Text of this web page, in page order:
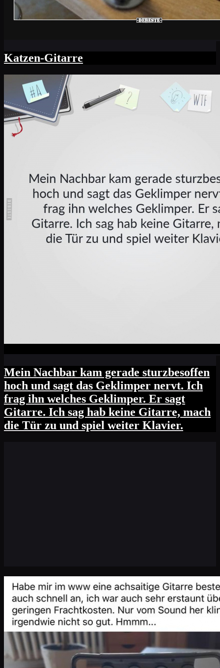
Katzen-Gitarre
Mein Nachbar kam gerade sturzbesoffen
hoch und sagt das Geklimper nervt. Ich
frag ihn welches Geklimper. Er sagt
Gitarre. Ich sag hab keine Gitarre, mach
die Tür zu und spiel weiter Klavier.